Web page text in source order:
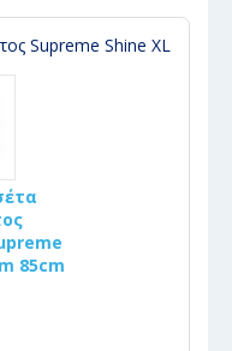
Supreme Shine XL
85cm